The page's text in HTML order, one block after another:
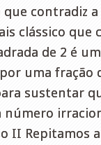
contradiz
clássico que
de 2 é
uma
sustentar
II Repitamos